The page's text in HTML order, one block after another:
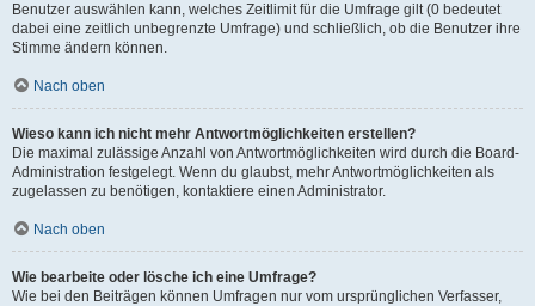
Benutzer auswählen kann, welches Zeitlimit für die Umfrage gilt (0 bedeutet
dabei eine zeitlich unbegrenzte Umfrage) und schließlich, ob die Benutzer ihre
Stimme ändern können.
Nach oben
Wieso kann ich nicht mehr Antwortmöglichkeiten erstellen?
Die maximal zulässige Anzahl von Antwortmöglichkeiten wird durch die Board-
Administration festgelegt. Wenn du glaubst, mehr Antwortmöglichkeiten als
zugelassen zu benötigen, kontaktiere einen Administrator.
Nach oben
Wie bearbeite oder lösche ich eine Umfrage?
Wie bei den Beiträgen können Umfragen nur vom ursprünglichen Verfasser,